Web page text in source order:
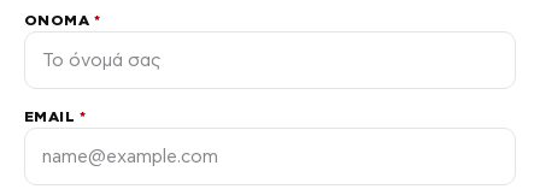
ΌΝΟΜΑ *
EMAIL *